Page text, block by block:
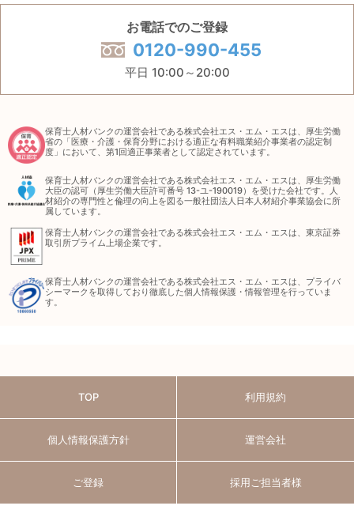
お電話でのご登録
0120-990-455
平日 10:00～20:00
保育士人材バンクの運営会社である株式会社エス・エム・エスは、厚生労働
省の「医療・介護・保育分野における適正な有料職業紹介事業者の認定制
度」において、第1回適正事業者として認定されています。
保育士人材バンクの運営会社である株式会社エス・エム・エスは、厚生労働
大臣の認可（厚生労働大臣許可番号 13-ユ-190019）を受けた会社です。人
材紹介の専門性と倫理の向上を図る一般社団法人日本人材紹介事業協会に所
属しています。
保育士人材バンクの運営会社である株式会社エス・エム・エスは、東京証券
取引所プライム上場企業です。
保育士人材バンクの運営会社である株式会社エス・エム・エスは、プライバ
シーマークを取得しており徹底した個人情報保護・情報管理を行っていま
す。
TOP 利用規約
個人情報保護方針 運営会社
ご登録 採用ご担当者様